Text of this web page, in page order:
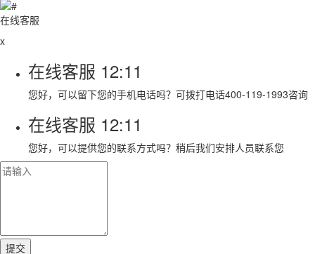
在线客服
x
在线客服 12:11
您好，可以留下您的手机电话吗？可拨打电话400-119-1993咨询
在线客服 12:11
您好，可以提供您的联系方式吗？稍后我们安排人员联系您